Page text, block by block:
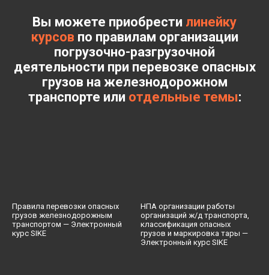
Вы можете приобрести линейку
курсов по правилам организации
погрузочно-разгрузочной
деятельности при перевозке опасных
грузов на железнодорожном
транспорте или отдельные темы:
Правила перевозки опасных
грузов железнодорожным
транспортом — Электронный
курс SIKE
НПА организации работы
организаций ж/д транспорта,
классификация опасных
грузов и маркировка тары —
Электронный курс SIKE